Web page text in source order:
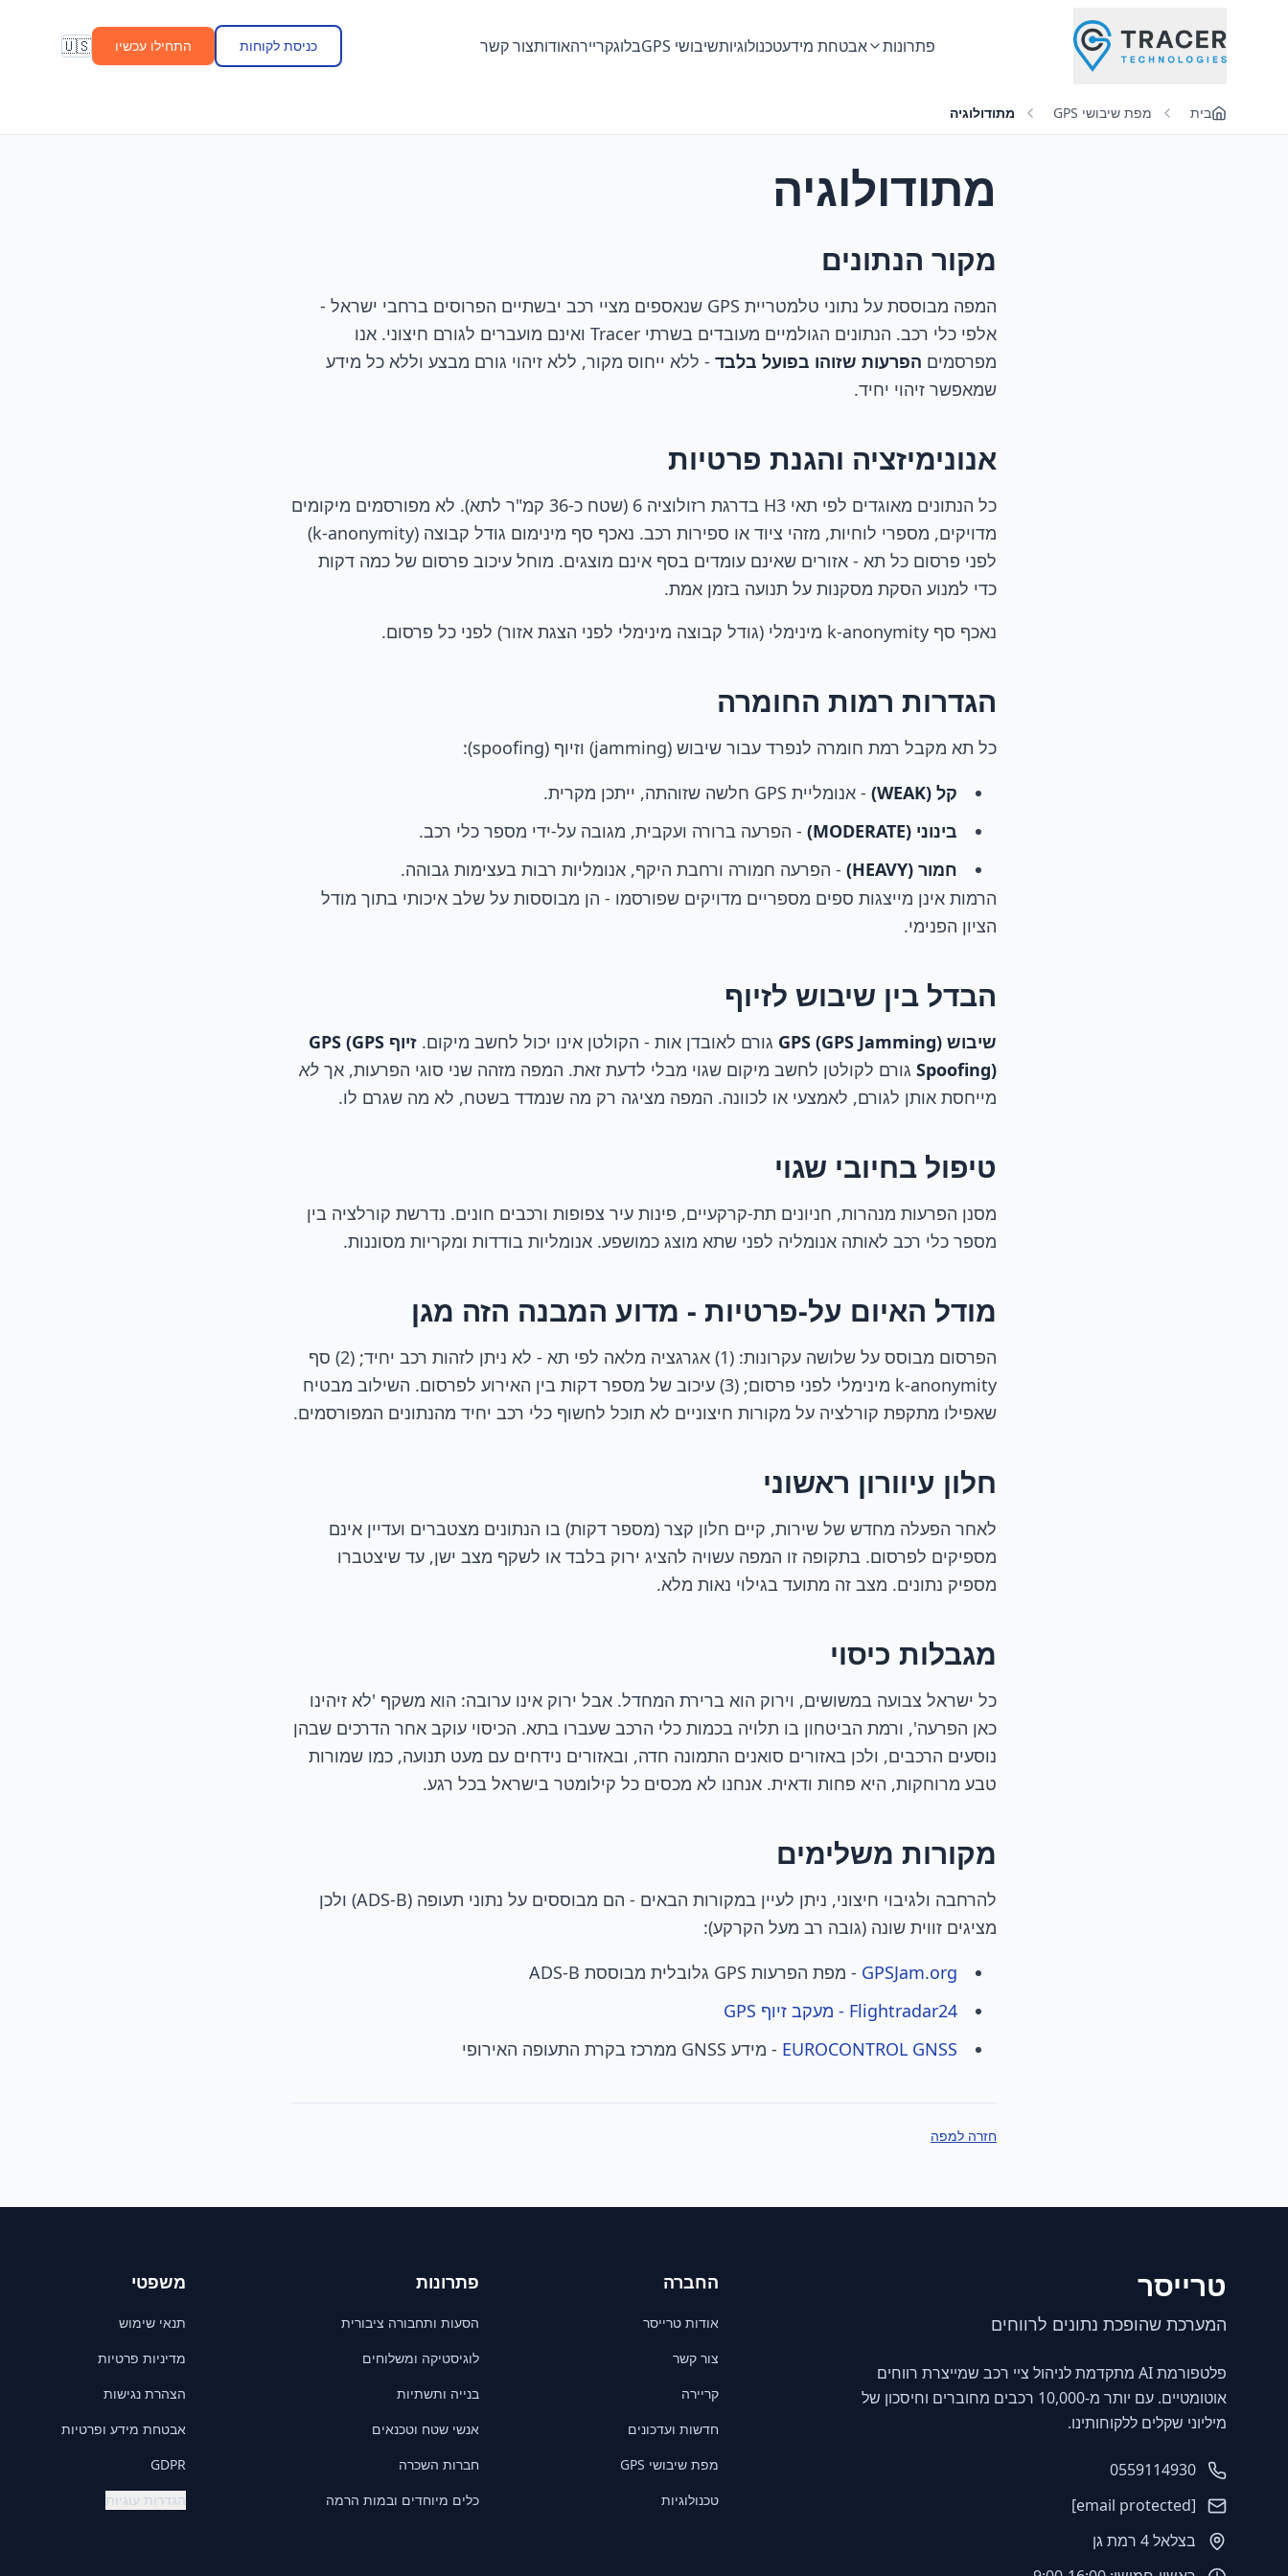
פתרונות אבטחת מידעטכנולוגיותשיבושי GPS בלוגקריירהאודותצור קשר כניסת לקוחות התחילו עכשיו 🇺🇸
מתודולוגיה מפת שיבושי GPS בית
מתודולוגיה
מקור הנתונים
המפה מבוססת על נתוני טלמטריית GPS שנאספים מציי רכב יבשתיים הפרוסים ברחבי ישראל -
אלפי כלי רכב. הנתונים הגולמיים מעובדים בשרתי Tracer ואינם מועברים לגורם חיצוני. אנו
מפרסמים הפרעות שזוהו בפועל בלבד - ללא ייחוס מקור, ללא זיהוי גורם מבצע וללא כל מידע
שמאפשר זיהוי יחיד.
אנונימיזציה והגנת פרטיות
כל הנתונים מאוגדים לפי תאי H3 בדרגת רזולוציה 6 (שטח כ-36 קמ"ר לתא). לא מפורסמים מיקומים
מדויקים, מספרי לוחיות, מזהי ציוד או ספירות רכב. נאכף סף מינימום גודל קבוצה (k-anonymity)
לפני פרסום כל תא - אזורים שאינם עומדים בסף אינם מוצגים. מוחל עיכוב פרסום של כמה דקות
כדי למנוע הסקת מסקנות על תנועה בזמן אמת.
נאכף סף k-anonymity מינימלי (גודל קבוצה מינימלי לפני הצגת אזור) לפני כל פרסום.
הגדרות רמות החומרה
כל תא מקבל רמת חומרה לנפרד עבור שיבוש (jamming) וזיוף (spoofing):
קל (WEAK)
- אנומליית GPS חלשה שזוהתה, ייתכן מקרית.
בינוני (MODERATE)
- הפרעה ברורה ועקבית, מגובה על-ידי מספר כלי רכב.
חמור (HEAVY)
- הפרעה חמורה ורחבת היקף, אנומליות רבות בעצימות גבוהה.
הרמות אינן מייצגות ספים מספריים מדויקים שפורסמו - הן מבוססות על שלב איכותי בתוך מודל
הציון הפנימי.
הבדל בין שיבוש לזיוף
שיבוש GPS (GPS Jamming) גורם לאובדן אות - הקולטן אינו יכול לחשב מיקום.
זיוף GPS (GPS
Spoofing) גורם לקולטן לחשב מיקום שגוי מבלי לדעת זאת. המפה מזהה שני סוגי הפרעות, אך לא
מייחסת אותן לגורם, לאמצעי או לכוונה. המפה מציגה רק מה שנמדד בשטח, לא מה שגרם לו.
טיפול בחיובי שגוי
מסנן הפרעות מנהרות, חניונים תת-קרקעיים, פינות עיר צפופות ורכבים חונים. נדרשת קורלציה בין
מספר כלי רכב לאותה אנומליה לפני שתא מוצג כמושפע. אנומליות בודדות ומקריות מסוננות.
מודל האיום על-פרטיות - מדוע המבנה הזה מגן
הפרסום מבוסס על שלושה עקרונות: (1) אגרגציה מלאה לפי תא - לא ניתן לזהות רכב יחיד; (2) סף
k-anonymity מינימלי לפני פרסום; (3) עיכוב של מספר דקות בין האירוע לפרסום. השילוב מבטיח
שאפילו מתקפת קורלציה על מקורות חיצוניים לא תוכל לחשוף כלי רכב יחיד מהנתונים המפורסמים.
חלון עיוורון ראשוני
לאחר הפעלה מחדש של שירות, קיים חלון קצר (מספר דקות) בו הנתונים מצטברים ועדיין אינם
מספיקים לפרסום. בתקופה זו המפה עשויה להציג ירוק בלבד או לשקף מצב ישן, עד שיצטברו
מספיק נתונים. מצב זה מתועד בגילוי נאות מלא.
מגבלות כיסוי
כל ישראל צבועה במשושים, וירוק הוא ברירת המחדל. אבל ירוק אינו ערובה: הוא משקף 'לא זיהינו
כאן הפרעה', ורמת הביטחון בו תלויה בכמות כלי הרכב שעברו בתא. הכיסוי עוקב אחר הדרכים שבהן
נוסעים הרכבים, ולכן באזורים סואנים התמונה חדה, ובאזורים נידחים עם מעט תנועה, כמו שמורות
טבע מרוחקות, היא פחות ודאית. אנחנו לא מכסים כל קילומטר בישראל בכל רגע.
מקורות משלימים
להרחבה ולגיבוי חיצוני, ניתן לעיין במקורות הבאים - הם מבוססים על נתוני תעופה (ADS-B) ולכן
מציגים זווית שונה (גובה רב מעל הקרקע):
GPSJam.org - מפת הפרעות GPS גלובלית מבוססת ADS-B
Flightradar24 - מעקב זיוף GPS
EUROCONTROL GNSS - מידע GNSS ממרכז בקרת התעופה האירופי
חזרה למפה
טרייסר
המערכת שהופכת נתונים לרווחים
פלטפורמת AI מתקדמת לניהול ציי רכב שמייצרת רווחים
אוטומטיים. עם יותר מ-10,000 רכבים מחוברים וחיסכון של
מיליוני שקלים ללקוחותינו.
0559114930
[email protected]
בצלאל 4 רמת גן
החברה
אודות טרייסר
צור קשר
קריירה
חדשות ועדכונים
מפת שיבושי GPS
טכנולוגיות
פתרונות
הסעות ותחבורה ציבורית
לוגיסטיקה ומשלוחים
בנייה ותשתיות
אנשי שטח וטכנאים
חברות השכרה
כלים מיוחדים ובמות הרמה
משפטי
תנאי שימוש
מדיניות פרטיות
הצהרת נגישות
אבטחת מידע ופרטיות
GDPR
הגדרות עוגיות